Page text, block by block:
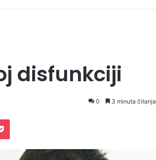
disfunkciji
0 3 minuta čitanja